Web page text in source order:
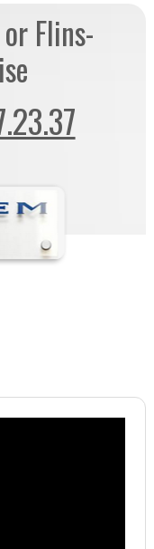
Flins-